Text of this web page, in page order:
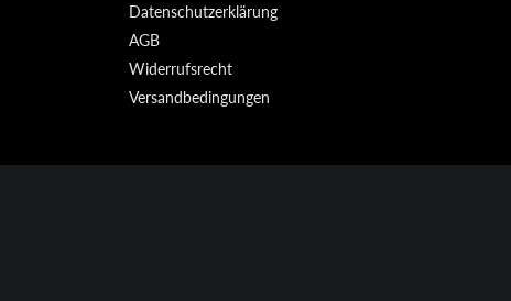
Datenschutzerklärung
AGB
Widerrufsrecht
Versandbedingungen